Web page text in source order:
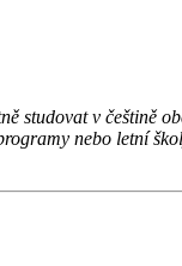
studovat v češtině
nebo letní